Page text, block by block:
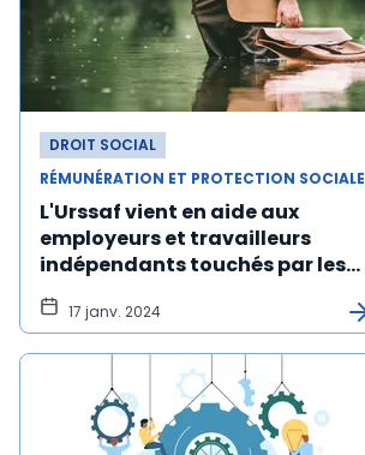
DROIT SOCIAL
RÉMUNÉRATION ET PROTECTION SOCIALE
L'Urssaf vient en aide aux
employeurs et travailleurs
indépendants touchés par les
intempéries
17 janv. 2024